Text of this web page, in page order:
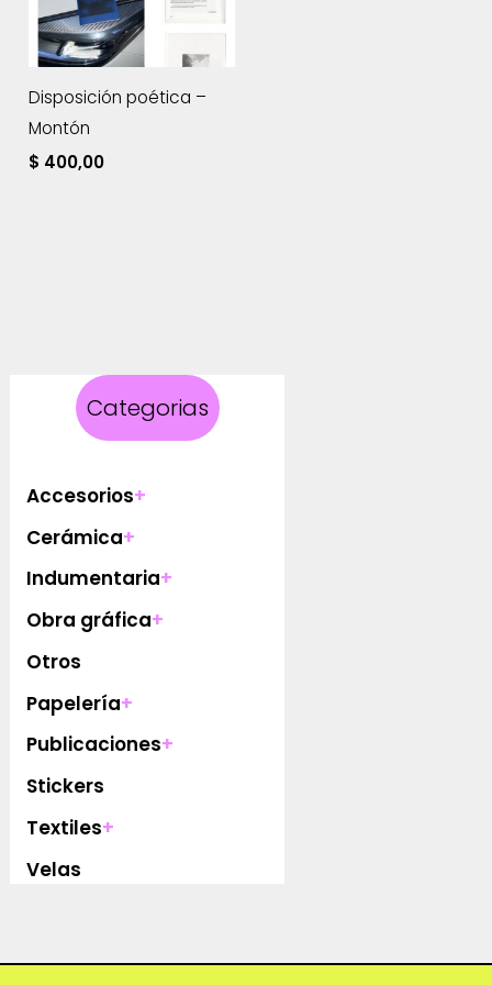
Categorias
Accesorios+
Cerámica+
Indumentaria+
Obra gráfica+
Otros
Papelería+
Publicaciones+
Stickers
Textiles+
Velas
Disposición poética –
Montón
$ 400,00